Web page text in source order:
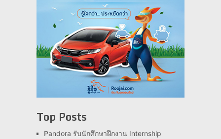
Top Posts
Pandora รับนักศึกษาฝึกงาน Internship